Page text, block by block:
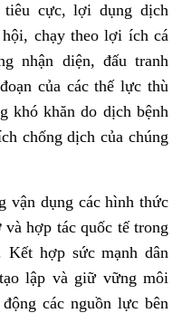
tiêu cực, lợi dụng dịch
chạy theo lợi ích cá
nhận diện, đấu tranh
của các thế lực thù
khó khăn do dịch bệnh
chống dịch của chúng
vận dụng các hình thức
hợp tác quốc tế trong
Kết hợp sức mạnh dân
lập và giữ vững môi
các nguồn lực bên